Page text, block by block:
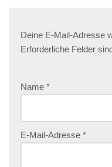
Deine E-Mail-Adresse
Erforderliche Felder
Name *
E-Mail-Adresse *